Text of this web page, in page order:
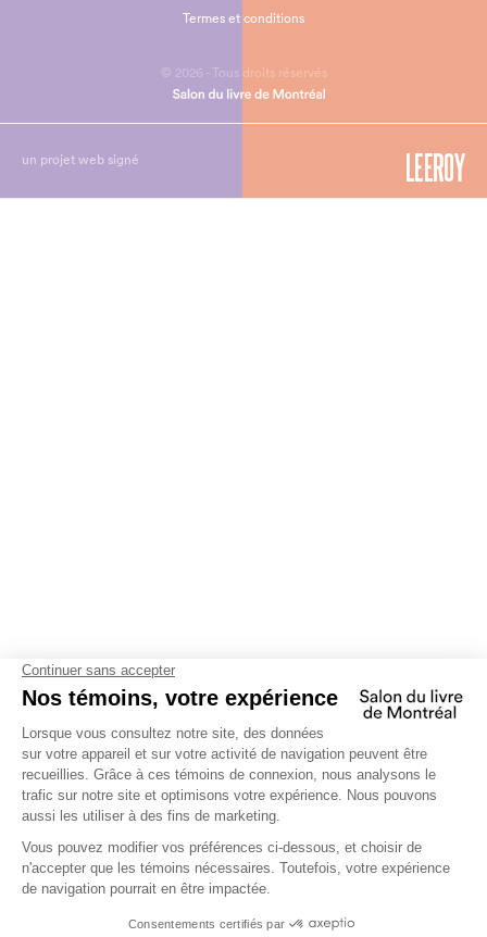
© 2026 - Tous droits réservés
Termes et conditions
un projet web signé